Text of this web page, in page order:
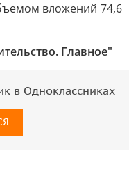
вложений 74,6
Главное"
в Одноклассниках